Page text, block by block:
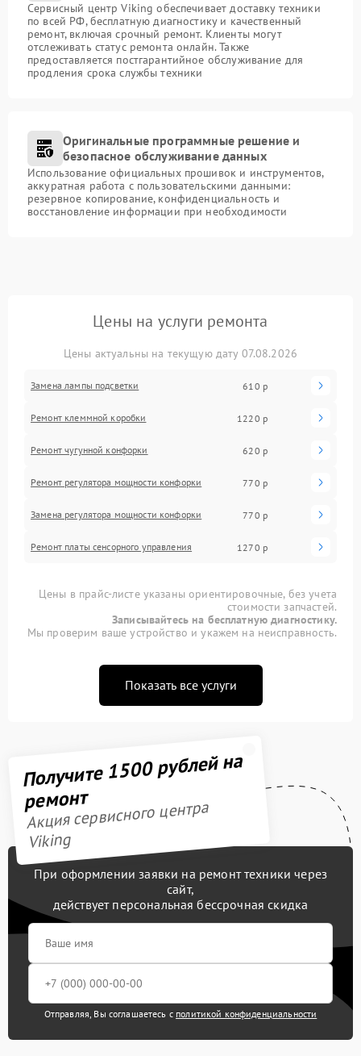
Сервисный центр Viking обеспечивает доставку техники
по всей РФ, бесплатную диагностику и качественный
ремонт, включая срочный ремонт. Клиенты могут
отслеживать статус ремонта онлайн. Также
предоставляется постгарантийное обслуживание для
продления срока службы техники
Оригинальные программные решение и
безопасное обслуживание данных
Использование официальных прошивок и инструментов,
аккуратная работа с пользовательскими данными:
резервное копирование, конфиденциальность и
восстановление информации при необходимости
Цены на услуги ремонта
Цены актуальны на текущую дату 07.08.2026
Замена лампы подсветки 610 р
Ремонт клеммной коробки 1220 р
Ремонт чугунной конфорки 620 р
Ремонт регулятора мощности конфорки 770 р
Замена регулятора мощности конфорки 770 р
Ремонт платы сенсорного управления 1270 р
Цены в прайс-листе указаны ориентировочные, без учета
стоимости запчастей.
Записывайтесь на бесплатную диагностику.
Мы проверим ваше устройство и укажем на неисправность.
Показать все услуги
Получите 1500 рублей на
ремонт
Акция сервисного центра
Viking
При оформлении заявки на ремонт техники через
сайт,
действует персональная бессрочная скидка
Отправляя, Вы соглашаетесь с политикой конфиденциальности